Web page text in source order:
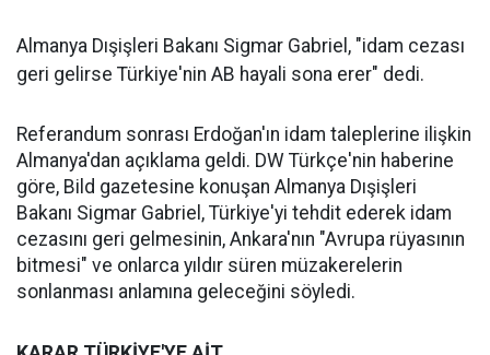
Almanya Dışişleri Bakanı Sigmar Gabriel, "idam cezası
geri gelirse Türkiye'nin AB hayali sona erer" dedi.
Referandum sonrası Erdoğan'ın idam taleplerine ilişkin
Almanya'dan açıklama geldi. DW Türkçe'nin haberine
göre, Bild gazetesine konuşan Almanya Dışişleri
Bakanı Sigmar Gabriel, Türkiye'yi tehdit ederek idam
cezasını geri gelmesinin, Ankara'nın "Avrupa rüyasının
bitmesi" ve onlarca yıldır süren müzakerelerin
sonlanması anlamına geleceğini söyledi.